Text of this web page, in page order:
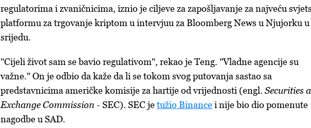
regulatorima i zvaničnicima, iznio je ciljeve za zapošljavanje za najveću
platformu za trgovanje kriptom u intervjuu za Bloomberg News u Njujorku u
srijedu.
"Cijeli život sam se bavio regulativom", rekao je Teng. "Vladne agencije su
važne." On je odbio da kaže da li se tokom svog putovanja sastao sa
predstavnicima američke komisije za hartije od vrijednosti (engl. Securities
Exchange Commission - SEC). SEC jetužio Binancei nije bio dio pomenute
nagodbe u SAD.